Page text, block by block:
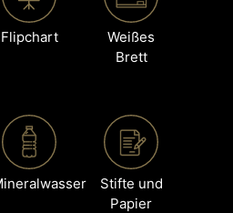
Flipchart
Weißes
Brett
Stifte und
Papier